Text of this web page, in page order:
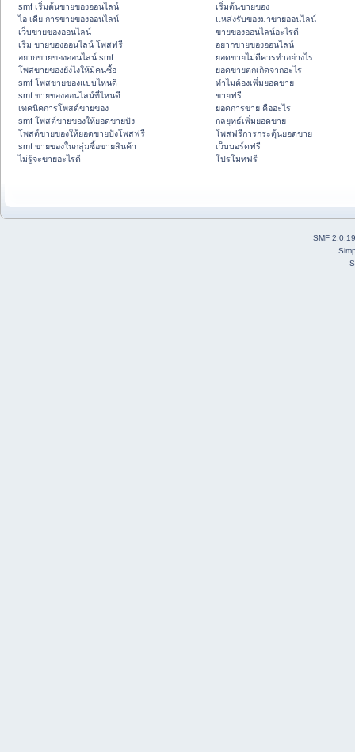
smf เริ่มต้นขายของออนไลน์
ไอ เดีย การขายของออนไลน์
เว็บขายของออนไลน์
เริ่ม ขายของออนไลน์ โพสฟรี
อยากขายของออนไลน์ smf
โพสขายของยังไงให้มีคนซื้อ
smf โพสขายของแบบไหนดี
smf ขายของออนไลน์ที่ไหนดี
เทคนิคการโพสต์ขายของ
smf โพสต์ขายของให้ยอดขายปัง
โพสต์ขายของให้ยอดขายปังโพสฟรี
smf ขายของในกลุ่มซื้อขายสินค้า
ไม่รู้จะขายอะไรดี
เริ่มต้นขายของ
แหล่งรับของมาขายออนไลน์
ขายของออนไลน์อะไรดี
อยากขายของออนไลน์
ยอดขายไม่ดีควรทำอย่างไร
ยอดขายตกเกิดจากอะไร
ทำไมต้องเพิ่มยอดขาย
ขายฟรี
ยอดการขาย คืออะไร
กลยุทธ์เพิ่มยอดขาย
โพสฟรีการกระตุ้นยอดขาย
เว็บบอร์ดฟรี
โปรโมทฟรี
SMF 2.0.19